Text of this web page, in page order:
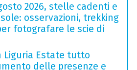
2026, stelle cadenti e
osservazioni, trekking
fotografare le scie di
Liguria Estate tutto
delle presenze e